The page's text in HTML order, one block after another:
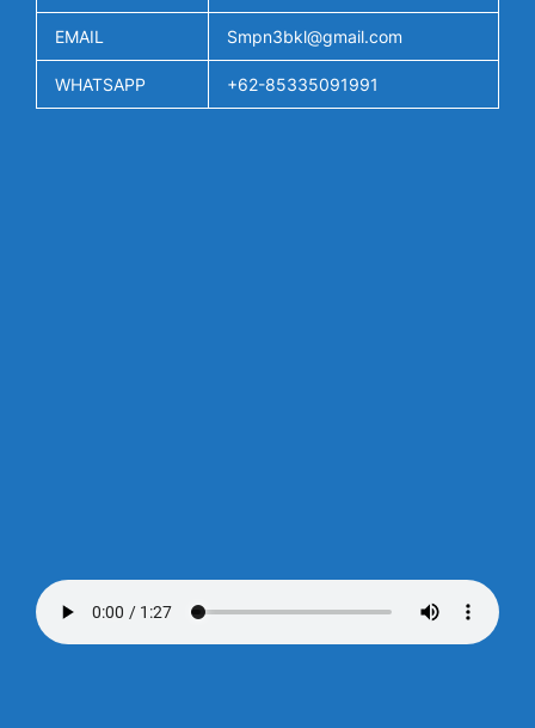
EMAIL Smpn3bkl@gmail.com
WHATSAPP +62-85335091991